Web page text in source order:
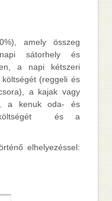
amely összeg
sátorhely és
a napi kétszeri
(reggeli és
a kajak vagy
a kenuk oda- és
költségét és a
elhelyezéssel: